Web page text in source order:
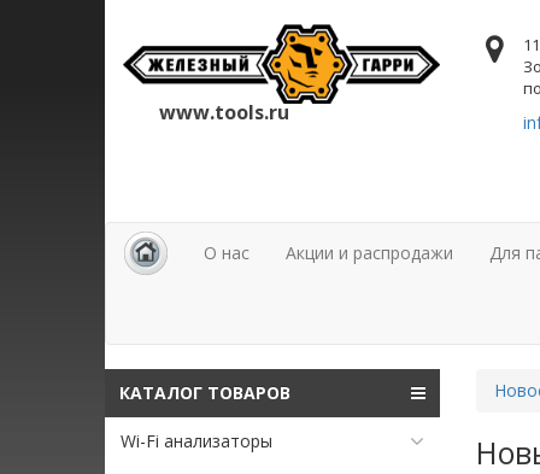
www.tools.ru
О нас Акции и распродажи Для
КАТАЛОГ ТОВАРОВ
Wi-Fi анализаторы